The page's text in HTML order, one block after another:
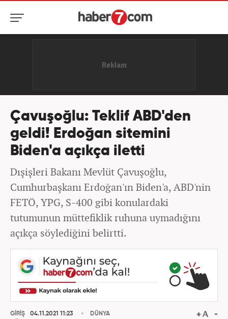
Çavuşoğlu: Teklif ABD'den
geldi! Erdoğan sitemini
Biden'a açıkça iletti
Dışişleri Bakanı Mevlüt Çavuşoğlu,
Cumhurbaşkanı Erdoğan'ın Biden'a, ABD'nin
FETÖ, YPG, S-400 gibi konulardaki
tutumunun müttefiklik ruhuna uymadığını
açıkça söylediğini belirtti.
GİRİŞ
04.11.2021 11:23
DÜNYA